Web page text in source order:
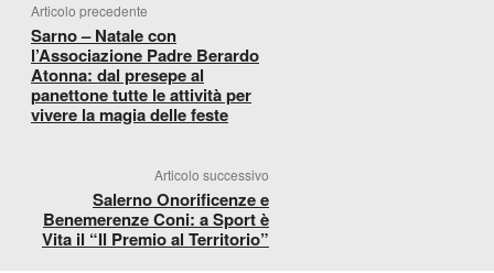
Articolo precedente
Sarno – Natale con
l’Associazione Padre Berardo
Atonna: dal presepe al
panettone tutte le attività per
vivere la magia delle feste
Articolo successivo
Salerno Onorificenze e
Benemerenze Coni: a Sport è
Vita il “Il Premio al Territorio”